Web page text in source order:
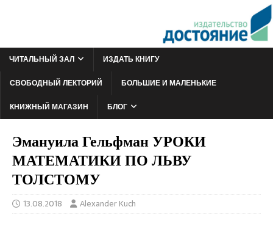
ЧИТАЛЬНЫЙ ЗАЛ
ИЗДАТЬ КНИГУ
СВОБОДНЫЙ ЛЕКТОРИЙ
БОЛЬШИЕ И МАЛЕНЬКИЕ
КНИЖНЫЙ МАГАЗИН
БЛОГ
Эмануила Гельфман УРОКИ
МАТЕМАТИКИ ПО ЛЬВУ
ТОЛСТОМУ
13.08.2018 Alexander Kuch